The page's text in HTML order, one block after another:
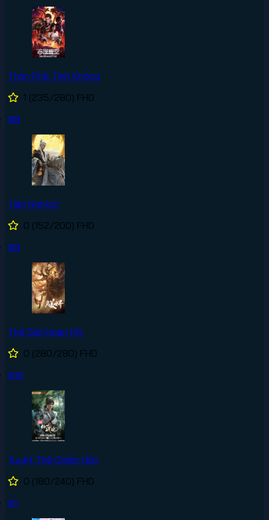
Thôn Phệ Tinh Không
1 (235/280) FHD
#8
Tiên Nghịch
0 (152/200) FHD
#9
Thế Giới Hoàn Mỹ
0 (280/280) FHD
#10
Tuyệt Thế Chiến Hồn
0 (180/240) FHD
#1